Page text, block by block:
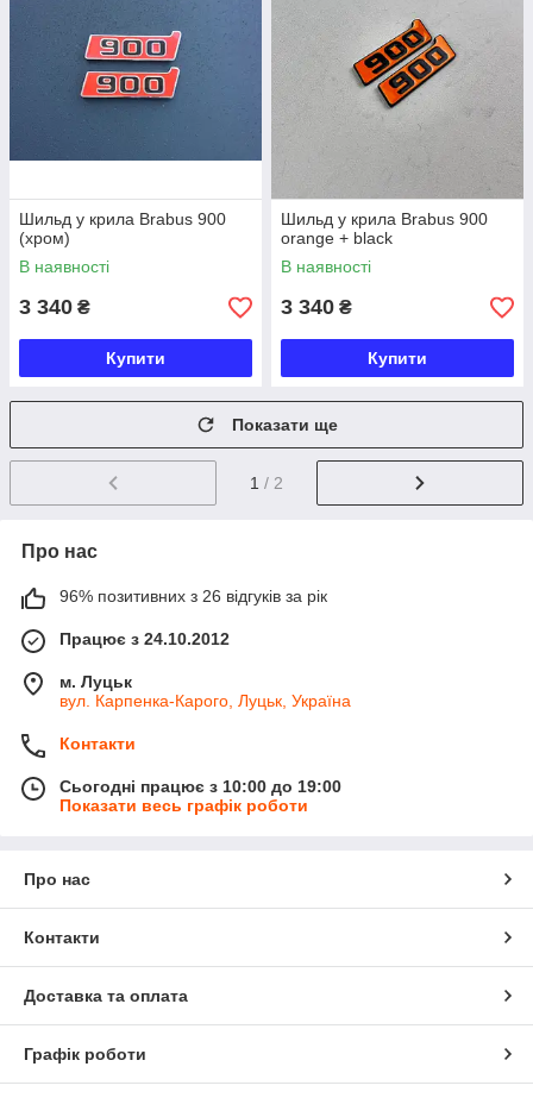
Шильд у крила Brabus 900
(хром)
В наявності
3 340 ₴
Купити
Шильд у крила Brabus 900
orange + black
В наявності
3 340 ₴
Купити
Показати ще
1 / 2
Про нас
96% позитивних з 26 відгуків за рік
Працює з 24.10.2012
м. Луцьк
вул. Карпенка-Карого, Луцьк, Україна
Контакти
Сьогодні працює з 10:00 до 19:00
Показати весь графік роботи
Про нас
Контакти
Доставка та оплата
Графік роботи